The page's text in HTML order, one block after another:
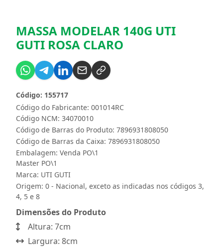
MASSA MODELAR 140G UTI
GUTI ROSA CLARO
Código do Fabricante: 001014RC
Código: 155717
Código NCM: 34070010
Código de Barras do Produto: 7896931808050
Código de Barras da Caixa: 7896931808050
Embalagem: Venda PO\1
Master PO\1
Marca: UTI GUTI
Origem: 0 - Nacional, exceto as indicadas nos códigos 3,
4, 5 e 8
Dimensões do Produto
Altura: 7cm
Largura: 8cm